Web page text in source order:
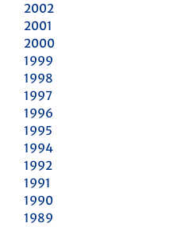
2002
2001
2000
1999
1998
1997
1996
1995
1994
1992
1991
1990
1989